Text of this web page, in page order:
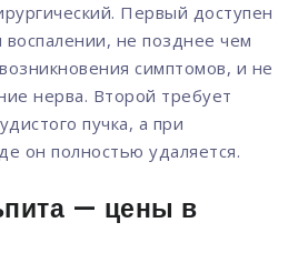
Первый доступен
не позднее чем
симптомов, и не
нерва. Второй требует
пучка, а при
он полностью удаляется.
— цены в